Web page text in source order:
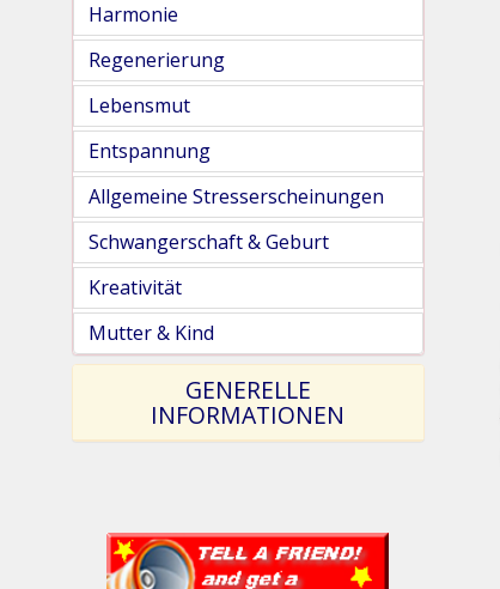
Harmonie
Regenerierung
Lebensmut
Entspannung
Allgemeine Stresserscheinungen
Schwangerschaft & Geburt
Kreativität
Mutter & Kind
GENERELLE
INFORMATIONEN